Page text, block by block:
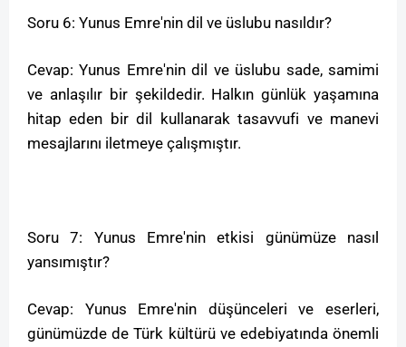
Soru 6: Yunus Emre'nin dil ve üslubu nasıldır?
Cevap: Yunus Emre'nin dil ve üslubu sade, samimi
ve anlaşılır bir şekildedir. Halkın günlük yaşamına
hitap eden bir dil kullanarak tasavvufi ve manevi
mesajlarını iletmeye çalışmıştır.
Soru 7: Yunus Emre'nin etkisi günümüze nasıl
yansımıştır?
Cevap: Yunus Emre'nin düşünceleri ve eserleri,
günümüzde de Türk kültürü ve edebiyatında önemli